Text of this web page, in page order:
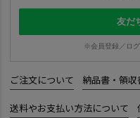
友だ
※会員登録／ロ
ご注文について 納品書・領
送料やお支払い方法について